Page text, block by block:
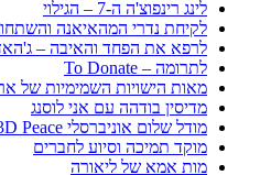
לינג רינפוצ'ה ה-7 – הגילוי
לקיחת נדרי המהאיאנה והשתחוויות ל-35 הבודהות
לרפא את הפחד והאיבה –
לתרומה – To Donate
מאות הישויות השמימיות של
מדיסין בודהה עם אני לוסנג
מודל שלום אוניברסלי 3D Peace
מוקד תמיכה וסיוע לחברים
מות אמא של ליאורה